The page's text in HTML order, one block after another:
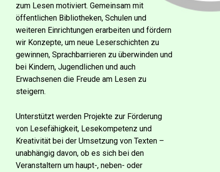
zum Lesen motiviert. Gemeinsam mit
öffentlichen Bibliotheken, Schulen und
weiteren Einrichtungen erarbeiten und fördern
wir Konzepte, um neue Leserschichten zu
gewinnen, Sprachbarrieren zu überwinden und
bei Kindern, Jugendlichen und auch
Erwachsenen die Freude am Lesen zu
steigern.
Unterstützt werden Projekte zur Förderung
von Lesefähigkeit, Lesekompetenz und
Kreativität bei der Umsetzung von Texten –
unabhängig davon, ob es sich bei den
Veranstaltern um haupt-, neben- oder